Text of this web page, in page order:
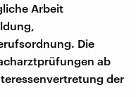
Arbeit
Die
ab
der